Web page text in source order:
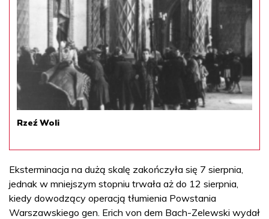
Rzeź Woli
Eksterminacja na dużą skalę zakończyła się 7 sierpnia,
jednak w mniejszym stopniu trwała aż do 12 sierpnia,
kiedy dowodzący operacją tłumienia Powstania
Warszawskiego gen. Erich von dem Bach-Zelewski wydał